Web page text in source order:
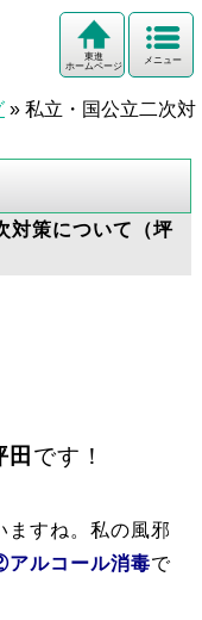
メニュー
東進
ホームページ
» 私立・国公立二次対
策について（坪
田 です！
ますね。私の風邪
ルコール消毒で